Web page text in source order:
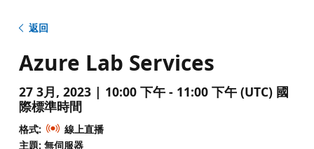
返回
Azure Lab Services
27 3月, 2023 | 10:00 下午 - 11:00 下午 (UTC) 國
際標準時間
格式:
線上直播
主題: 無伺服器